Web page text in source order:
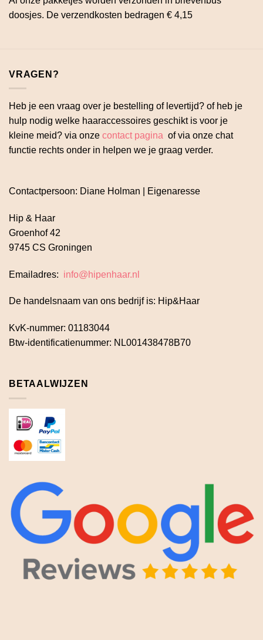
doosjes. De verzendkosten bedragen € 4,15
VRAGEN?
Heb je een vraag over je bestelling of levertijd? of heb je
hulp nodig welke haaraccessoires geschikt is voor je
kleine meid? via onze contact pagina of via onze chat
functie rechts onder in helpen we je graag verder.
Contactpersoon: Diane Holman | Eigenaresse
Hip & Haar
Groenhof 42
9745 CS Groningen
Emailadres: info@hipenhaar.nl
De handelsnaam van ons bedrijf is: Hip&Haar
KvK-nummer: 01183044
Btw-identificatienummer: NL001438478B70
BETAALWIJZEN